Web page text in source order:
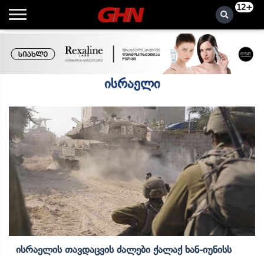
12+
ისრაელი
Ისრაელის Თავდაცვის Ძალები Ქალაქ Ხან-Იუნისს